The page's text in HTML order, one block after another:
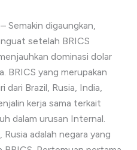
Semakin digaungkan,
setelah BRICS
dominasi dolar
BRICS yang merupakan
dari Brazil, Rusia, India,
kerja sama terkait
dalam urusan Internal.
adalah negara yang